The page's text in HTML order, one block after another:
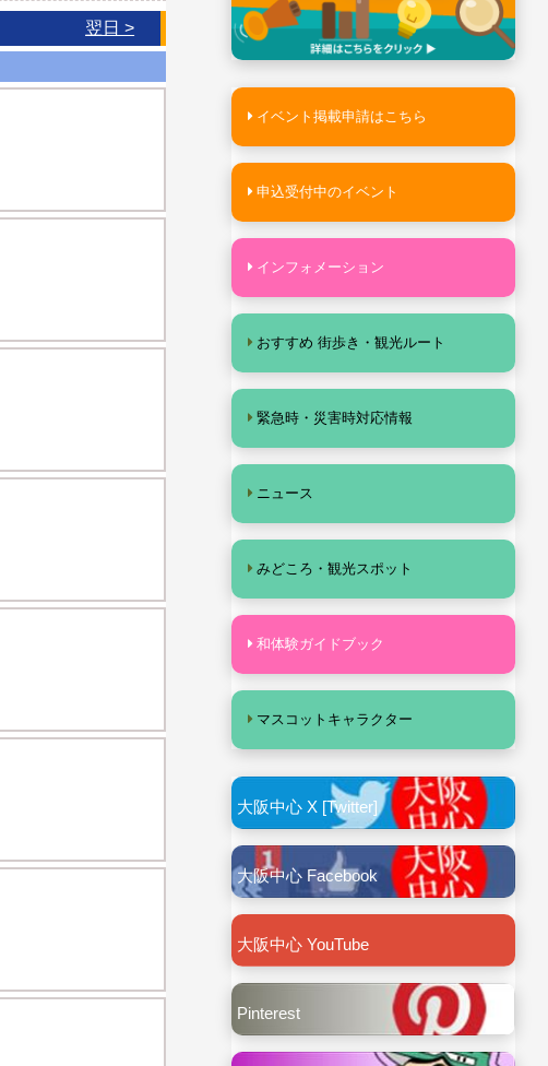
翌日 >
イベント掲載申請はこちら
申込受付中のイベント
インフォメーション
おすすめ 街歩き・観光ルート
緊急時・災害時対応情報
ニュース
みどころ・観光スポット
和体験ガイドブック
マスコットキャラクター
大阪中心 X [Twitter]
大阪中心 Facebook
大阪中心 YouTube
Pinterest